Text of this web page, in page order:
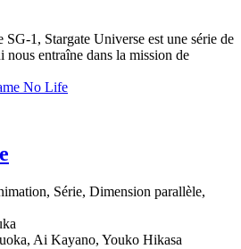
SG-1, Stargate Universe est une série de
nous entraîne dans la mission de
Série, Dimension parallèle,
Ai Kayano, Youko Hikasa